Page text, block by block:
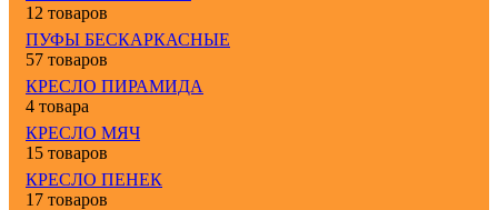
12 товаров
ПУФЫ БЕСКАРКАСНЫЕ
57 товаров
КРЕСЛО ПИРАМИДА
4 товара
КРЕСЛО МЯЧ
15 товаров
КРЕСЛО ПЕНЕК
17 товаров